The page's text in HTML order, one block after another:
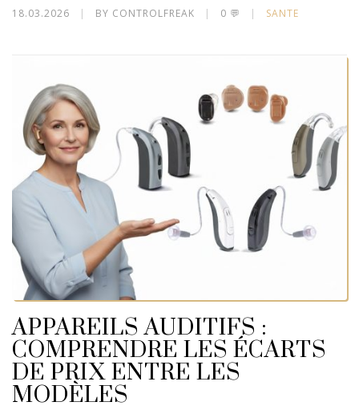
18.03.2026 | BY CONTROLFREAK | 0 💬 | SANTE
APPAREILS AUDITIFS :
COMPRENDRE LES ÉCARTS
DE PRIX ENTRE LES
MODÈLES